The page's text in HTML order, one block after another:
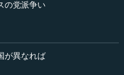
ございました。モンテスキ
、お互いの思想の違いが浮か
が進んだと思います。
ていただきたいと思いま
いていると、感覚的にではあ
の党派争い
が異なれば